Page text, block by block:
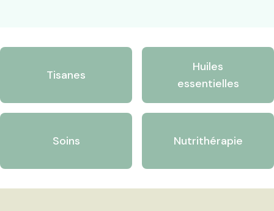
Tisanes
Huiles
essentielles
Soins Nutrithérapie